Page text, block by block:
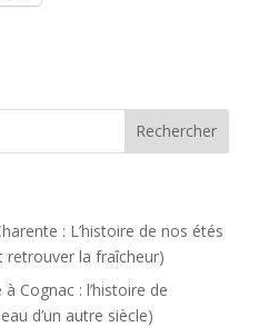
: L’histoire de nos étés
la fraîcheur)
Cognac : l’histoire de
d’un autre siècle)